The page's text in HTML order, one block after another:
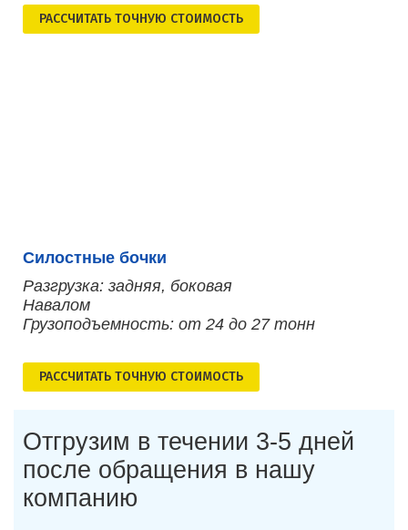
РАСCЧИТАТЬ ТОЧНУЮ СТОИМОСТЬ
Силостные бочки
Разгрузка: задняя, боковая
Навалом
Грузоподъемность: от 24 до 27 тонн
РАСCЧИТАТЬ ТОЧНУЮ СТОИМОСТЬ
Отгрузим в течении 3-5 дней
после обращения в нашу
компанию